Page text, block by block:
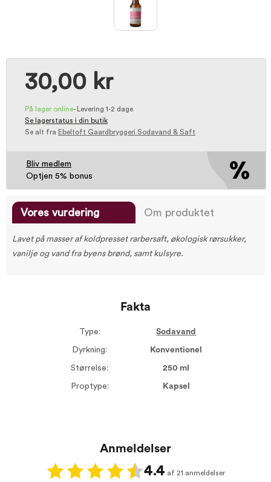
30,00 kr
På lager online-
Levering 1-2 dage
Se lagerstatus i din butik
Se alt fra Ebeltoft Gaardbryggeri Sodavand & Saft
Bliv medlem
Optjen 5% bonus
Vores vurdering Om produktet
Lavet på masser af koldpresset rarbersaft, økologisk rørsukker,
vanilje og vand fra byens brønd, samt kulsyre.
Fakta
Type: Sodavand
Dyrkning: Konventionel
Størrelse: 250 ml
Proptype: Kapsel
Anmeldelser
4.4 af 21 anmeldelser